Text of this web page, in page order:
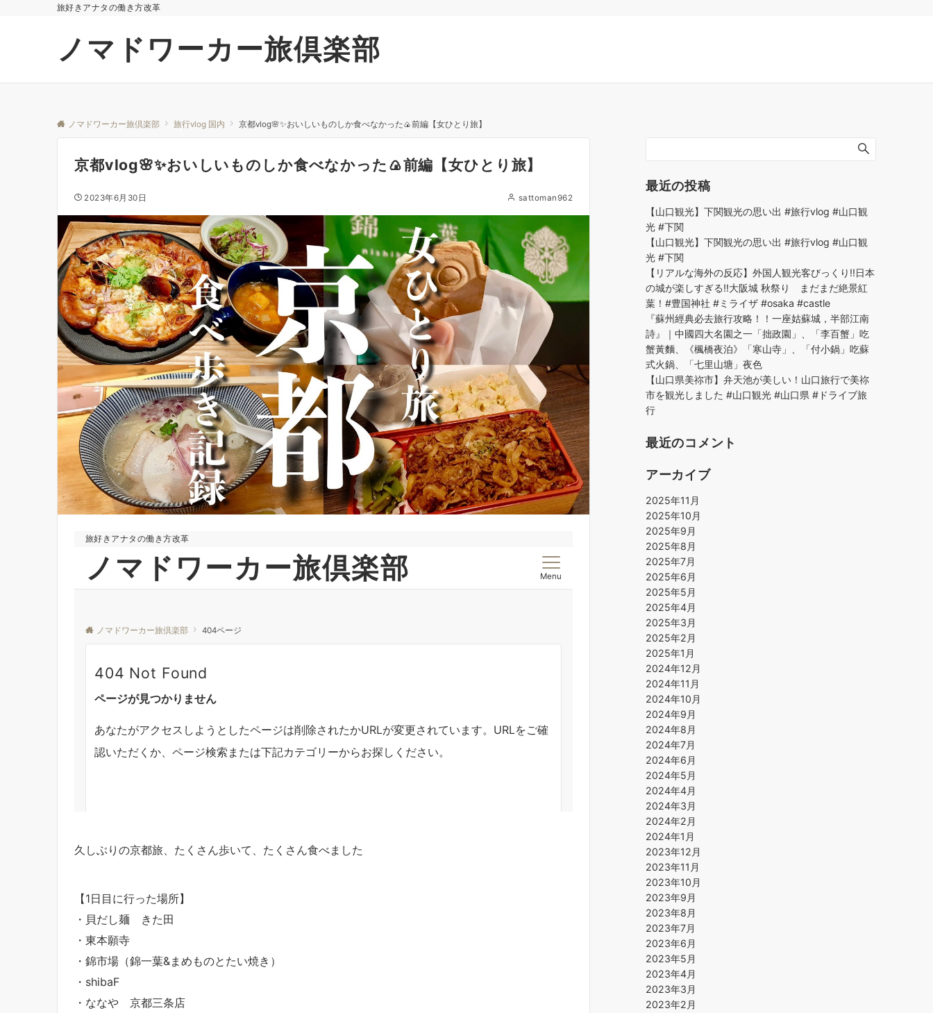
旅好きアナタの働き方改革
ノマドワーカー旅倶楽部
ノマドワーカー旅倶楽部 旅行vlog 国内 京都vlog🌸✨おいしいものしか食べなかった🍙前編【女ひとり旅】
京都vlog🌸✨おいしいものしか食べなかった🍙前編【女ひとり旅】
2023年6月30日 sattoman962
久しぶりの京都旅、たくさん歩いて、たくさん食べました
【1日目に行った場所】
・貝だし麺 きた田
・東本願寺
・錦市場（錦一葉&まめものとたい焼き）
・shibaF
・ななや 京都三条店
最近の投稿
【山口観光】下関観光の思い出 #旅行vlog #山口観
光 #下関
【山口観光】下関観光の思い出 #旅行vlog #山口観
光 #下関
【リアルな海外の反応】外国人観光客びっくり!!日本
の城が楽しすぎる!!大阪城 秋祭り まだまだ絶景紅
葉！#豊国神社 #ミライザ #osaka #castle
『蘇州經典必去旅行攻略！！一座姑蘇城，半部江南
詩』｜中國四大名園之一「拙政園」、「李百蟹」吃
蟹黃麵、《楓橋夜泊》「寒山寺」、「付小鍋」吃蘇
式火鍋、「七里山塘」夜色
【山口県美祢市】弁天池が美しい！山口旅行で美祢
市を観光しました #山口観光 #山口県 #ドライブ旅
行
最近のコメント
アーカイブ
2025年11月
2025年10月
2025年9月
2025年8月
2025年7月
2025年6月
2025年5月
2025年4月
2025年3月
2025年2月
2025年1月
2024年12月
2024年11月
2024年10月
2024年9月
2024年8月
2024年7月
2024年6月
2024年5月
2024年4月
2024年3月
2024年2月
2024年1月
2023年12月
2023年11月
2023年10月
2023年9月
2023年8月
2023年7月
2023年6月
2023年5月
2023年4月
2023年3月
2023年2月